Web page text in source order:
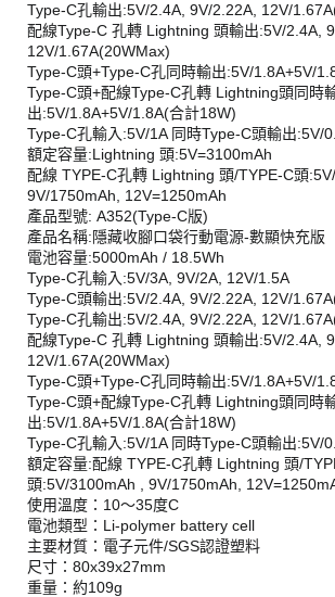
Type-C孔輸出:5V/2.4A, 9V/2.22A, 12V/
配線Type-C 孔轉 Lightning 頭輸出:5V/2.4A,
12V/1.67A(20WMax)
Type-C頭+Type-C孔同時輸出:5V/1.8A+5V/
Type-C頭+配線Type-C孔轉 Lightning頭同時
出:5V/1.8A+5V/1.8A(合計18W)
Type-C孔輸入:5V/1A 同時Type-C頭輸出:5V/
額定容量:Lightning 頭:5V=3100mAh
配線 TYPE-C孔轉 Lightning 頭/TYPE-C頭:5V/
9V/1750mAh, 12V=1250mAh
產品型號: A352(Type-C版)
產品名稱:隱藏收腳口袋行動電源-數顯快充版
電池容量:5000mAh / 18.5Wh
Type-C孔輸入:5V/3A, 9V/2A, 12V/1.5A
Type-C頭輸出:5V/2.4A, 9V/2.22A, 12V/
Type-C孔輸出:5V/2.4A, 9V/2.22A, 12V/
配線Type-C 孔轉 Lightning 頭輸出:5V/2.4A,
12V/1.67A(20WMax)
Type-C頭+Type-C孔同時輸出:5V/1.8A+5V/
Type-C頭+配線Type-C孔轉 Lightning頭同時
出:5V/1.8A+5V/1.8A(合計18W)
Type-C孔輸入:5V/1A 同時Type-C頭輸出:5V/
額定容量:配線 TYPE-C孔轉 Lightning 頭/
頭:5V/3100mAh , 9V/1750mAh,
使用溫度：10～35度C
電池類型：Li-polymer battery cell
主要材質：電子元件/SGS認證塑料
尺寸：80x39x27mm
重量：約109g